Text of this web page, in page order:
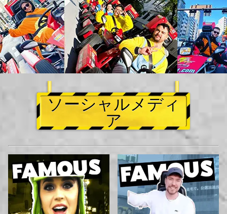
ソーシャルメディ
ア